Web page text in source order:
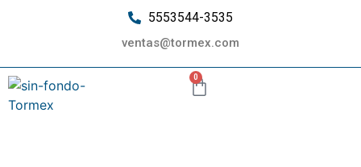
5553544-3535
ventas@tormex.com
0